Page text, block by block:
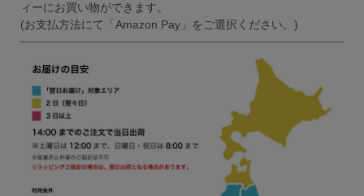
ィーにお買い物ができます。
(お支払方法にて「Amazon Pay」をご選択ください。)